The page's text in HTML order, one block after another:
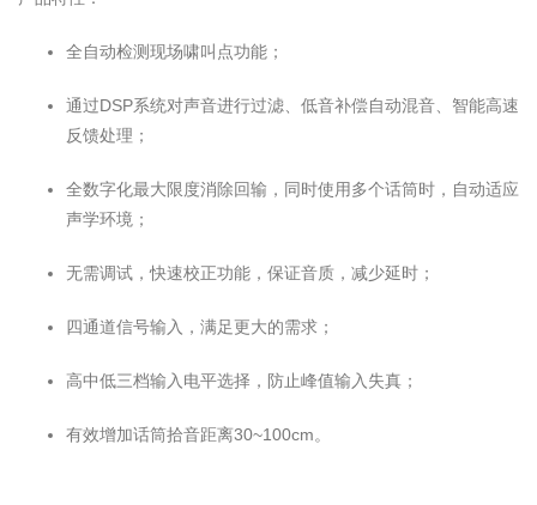
全自动检测现场啸叫点功能；
通过DSP系统对声音进行过滤、低音补偿自动混音、智能高速
反馈处理；
全数字化最大限度消除回输，同时使用多个话筒时，自动适应
声学环境；
无需调试，快速校正功能，保证音质，减少延时；
四通道信号输入，满足更大的需求；
高中低三档输入电平选择，防止峰值输入失真；
有效增加话筒拾音距离30~100cm。